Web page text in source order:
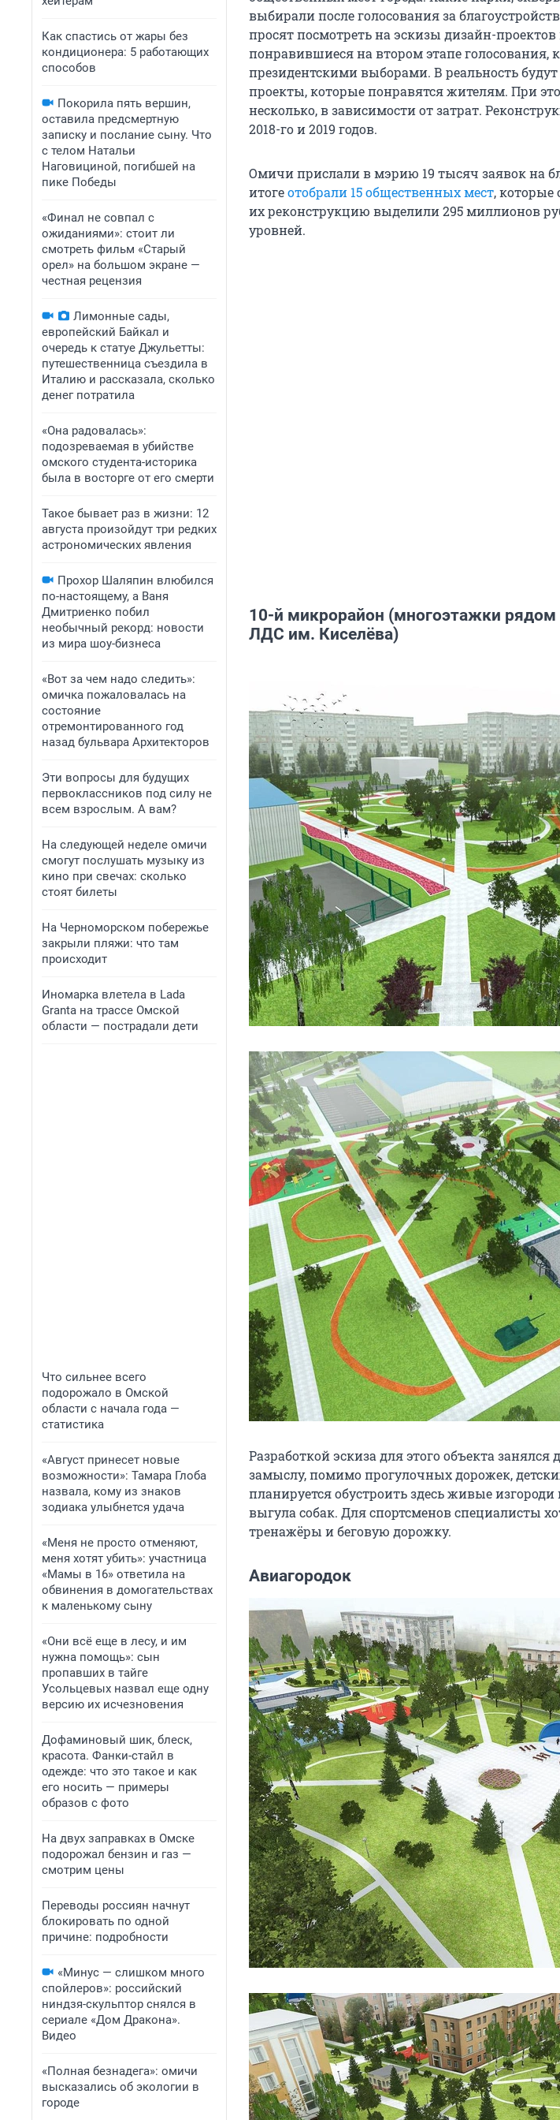
Как спастись от жары без
кондиционера: 5 работающих
способов
Покорила пять вершин,
оставила предсмертную
записку и послание сыну. Что
с телом Натальи
Наговициной, погибшей на
пике Победы
«Финал не совпал с
ожиданиями»: стоит ли
смотреть фильм «Старый
орел» на большом экране —
честная рецензия
Лимонные сады,
европейский Байкал и
очередь к статуе Джульетты:
путешественница съездила в
Италию и рассказала, сколько
денег потратила
«Она радовалась»:
подозреваемая в убийстве
омского студента-историка
была в восторге от его смерти
Такое бывает раз в жизни: 12
августа произойдут три редких
астрономических явления
Прохор Шаляпин влюбился
по-настоящему, а Ваня
Дмитриенко побил
необычный рекорд: новости
из мира шоу-бизнеса
«Вот за чем надо следить»:
омичка пожаловалась на
состояние
отремонтированного год
назад бульвара Архитекторов
Эти вопросы для будущих
первоклассников под силу не
всем взрослым. А вам?
На следующей неделе омичи
смогут послушать музыку из
кино при свечах: сколько
стоят билеты
На Черноморском побережье
закрыли пляжи: что там
происходит
Иномарка влетела в Lada
Granta на трассе Омской
области — пострадали дети
Что сильнее всего
подорожало в Омской
области с начала года —
статистика
«Август принесет новые
возможности»: Тамара Глоба
назвала, кому из знаков
зодиака улыбнется удача
«Меня не просто отменяют,
меня хотят убить»: участница
«Мамы в 16» ответила на
обвинения в домогательствах
к маленькому сыну
«Они всё еще в лесу, и им
нужна помощь»: сын
пропавших в тайге
Усольцевых назвал еще одну
версию их исчезновения
Дофаминовый шик, блеск,
красота. Фанки-стайл в
одежде: что это такое и как
его носить — примеры
образов с фото
На двух заправках в Омске
подорожал бензин и газ —
смотрим цены
Переводы россиян начнут
блокировать по одной
причине: подробности
«Минус — слишком много
спойлеров»: российский
ниндзя-скульптор снялся в
сериале «Дом Дракона».
Видео
«Полная безнадега»: омичи
высказались об экологии в
городе
выбирали после голосования за
просят посмотреть на эскизы дизайн-
понравившиеся на втором этапе голосования,
президентскими выборами. В реальность
проекты, которые понравятся жителям. При
несколько, в зависимости от затрат.
2018-го и 2019 годов.
Омичи прислали в мэрию 19 тысяч заявок на
итогеотобрали 15 общественных мест,
их реконструкцию выделили 295 миллионов
уровней.
10-й микрорайон (многоэтажки рядом
ЛДС им. Киселёва)
Разработкой эскиза для этого объекта
замыслу, помимо прогулочных дорожек,
планируется обустроить здесь живые
выгула собак. Для спортсменов специалисты
тренажёры и беговую дорожку.
Авиагородок